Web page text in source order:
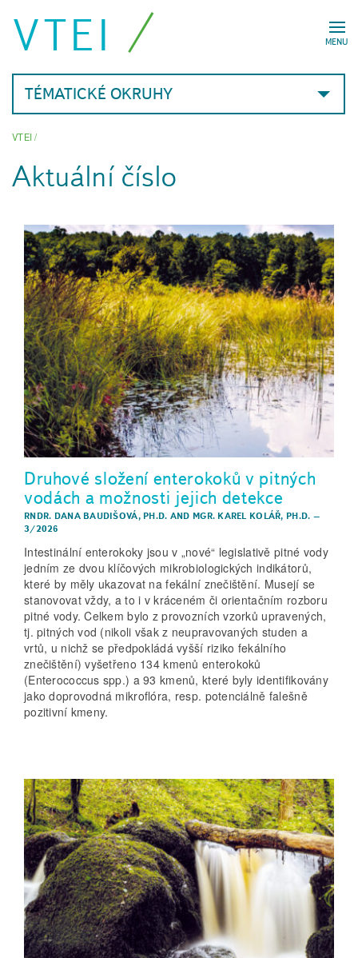
MENU
VTEI
TÉMATICKÉ OKRUHY
VTEI/
Aktuální číslo
Druhové složení enterokoků v pitných
vodách a možnosti jejich detekce
RNDR. DANA BAUDIŠOVÁ, PH.D. AND MGR. KAREL KOLÁŘ, PH.D. –
3/2026
Intestinální enterokoky jsou v „nové“ legislativě pitné vody
jedním ze dvou klíčových mikrobiologických indikátorů,
které by měly ukazovat na fekální znečištění. Musejí se
stanovovat vždy, a to i v kráceném či orientačním rozboru
pitné vody. Celkem bylo z provozních vzorků upravených,
tj. pitných vod (nikoli však z neupravovaných studen a
vrtů, u nichž se předpokládá vyšší riziko fekálního
znečištění) vyšetřeno 134 kmenů enterokoků
(Enterococcus spp.) a 93 kmenů, které byly identifikovány
jako doprovodná mikroflóra, resp. potenciálně falešně
pozitivní kmeny.